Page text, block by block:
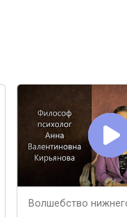
Волшебство